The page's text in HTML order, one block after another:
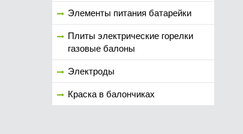
Элементы питания батарейки
Плиты электрические горелки
газовые балоны
Электроды
Краска в балончиках